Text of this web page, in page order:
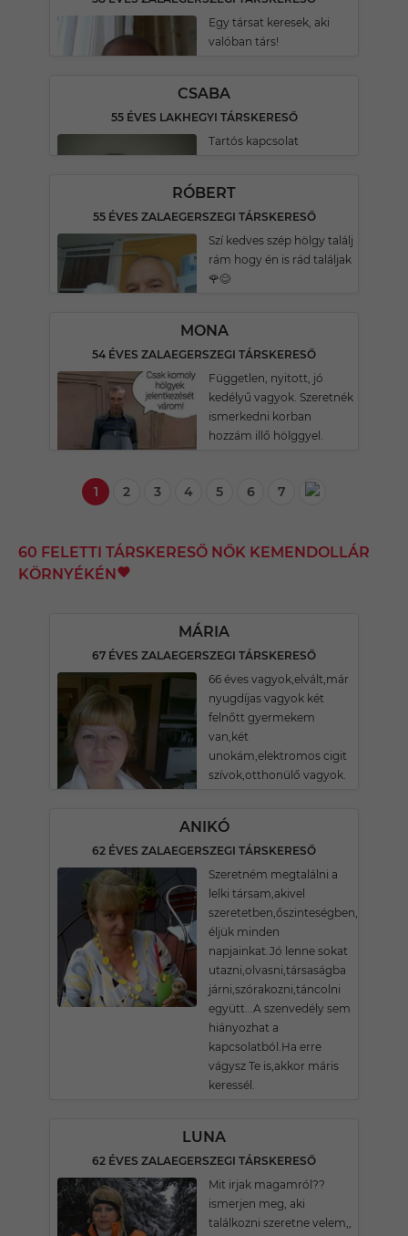
Egy társat keresek, aki
valóban társ!
CSABA
55 ÉVES LAKHEGYI TÁRSKERESŐ
Tartós kapcsolat
RÓBERT
55 ÉVES ZALAEGERSZEGI TÁRSKERESŐ
Szí kedves szép hölgy találj
rám hogy én is rád találjak
🌹😊
MONA
54 ÉVES ZALAEGERSZEGI TÁRSKERESŐ
Független, nyitott, jó
kedélyű vagyok. Szeretnék
ismerkedni korban
hozzám illő hölggyel.
1 2 3 4 5 6 7
60 FELETTI TÁRSKERESŐ NŐK KEMENDOLLÁR
KÖRNYÉKÉN
MÁRIA
67 ÉVES ZALAEGERSZEGI TÁRSKERESŐ
66 éves vagyok,elvált,már
nyugdíjas vagyok két
felnőtt gyermekem
van,két
unokám,elektromos cigit
szívok,otthonülő vagyok.
ANIKÓ
62 ÉVES ZALAEGERSZEGI TÁRSKERESŐ
Szeretném megtalálni a
lelki társam,akivel
éljük minden
napjainkat.Jó lenne sokat
utazni,olvasni,társaságba
járni,szórakozni,táncolni
együtt...A szenvedély sem
hiányozhat a
kapcsolatból.Ha erre
vágysz Te is,akkor máris
keressél.
LUNA
62 ÉVES ZALAEGERSZEGI TÁRSKERESŐ
Mit irjak magamról??
ismerjen meg, aki
találkozni szeretne velem,,